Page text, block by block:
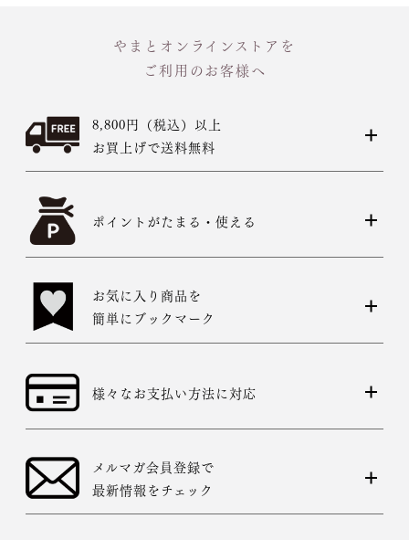
やまとオンラインストアを
ご利用のお客様へ
8,800円（税込）以上
お買上げで送料無料
ポイントがたまる・使える
お気に入り商品を
簡単にブックマーク
様々なお支払い方法に対応
メルマガ会員登録で
最新情報をチェック